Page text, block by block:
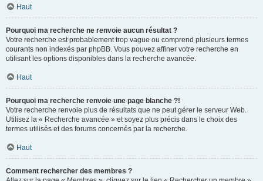
Haut
Pourquoi ma recherche ne renvoie aucun résultat ?
Votre recherche est probablement trop vague ou comprend plusieurs termes
courants non indexés par phpBB. Vous pouvez affiner votre recherche en
utilisant les options disponibles dans la recherche avancée.
Haut
Pourquoi ma recherche renvoie une page blanche ?!
Votre recherche renvoie plus de résultats que ne peut gérer le serveur Web.
Utilisez la « Recherche avancée » et soyez plus précis dans le choix des
termes utilisés et des forums concernés par la recherche.
Haut
Comment rechercher des membres ?